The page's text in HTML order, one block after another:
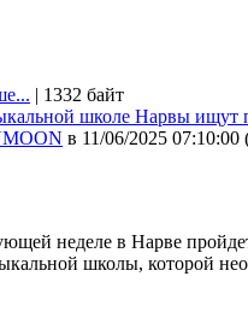
| 1332 байт
школе Нарвы ищут
в 11/06/2025 07:10:00
неделе в Нарве
школы, которой